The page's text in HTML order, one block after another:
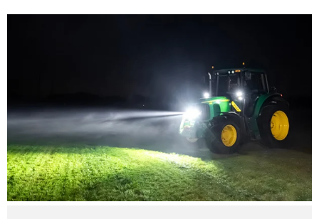
LED voordeelpakketten
Ervaringen
Gratis lichtplan
Klantenservice